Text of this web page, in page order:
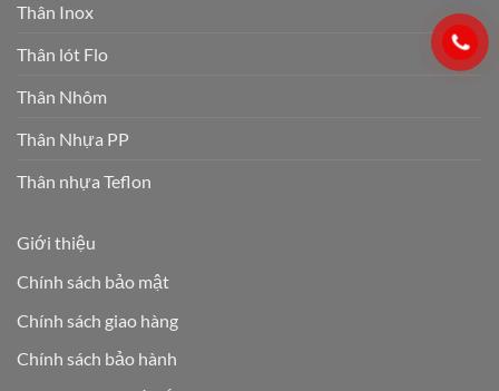
Thân Inox
Thân lót Flo
Thân Nhôm
Thân Nhựa PP
Thân nhựa Teflon
Giới thiệu
Chính sách bảo mật
Chính sách giao hàng
Chính sách bảo hành